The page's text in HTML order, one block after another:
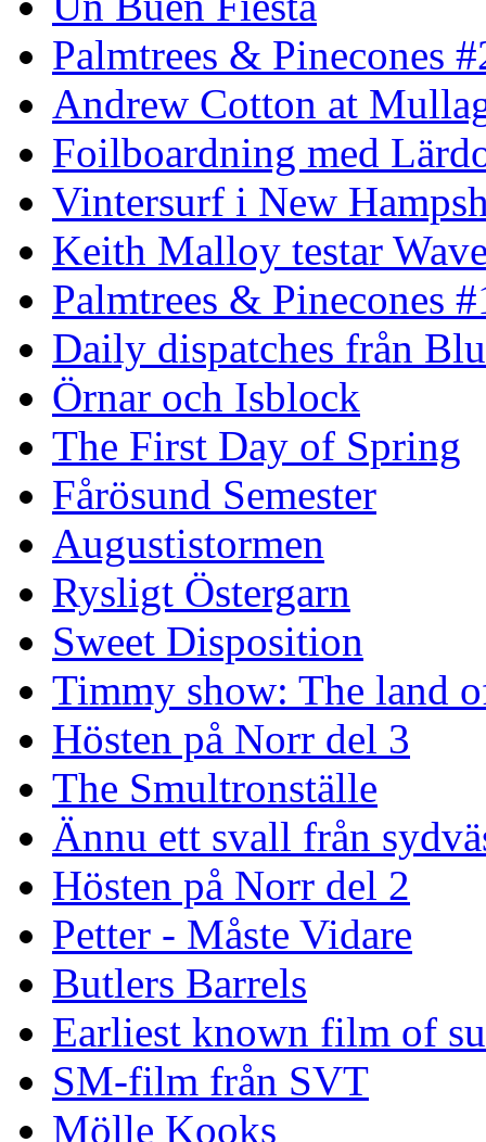
Palmtrees & Pinecones
Andrew Cotton at
Foilboardning med
Vintersurf i New
Keith Malloy testar
Palmtrees & Pinecones
Daily dispatches från
Örnar och Isblock
The First Day of Spring
Fårösund Semester
Augustistormen
Rysligt Östergarn
Sweet Disposition
Timmy show: The land
Hösten på Norr del 3
The Smultronställe
Ännu ett svall från
Hösten på Norr del 2
Petter - Måste Vidare
Butlers Barrels
Earliest known film of
SM-film från SVT
Mölle Kooks